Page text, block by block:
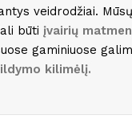
veidrodžiai.
būti įvairių
gaminiuose
kilimėlį.